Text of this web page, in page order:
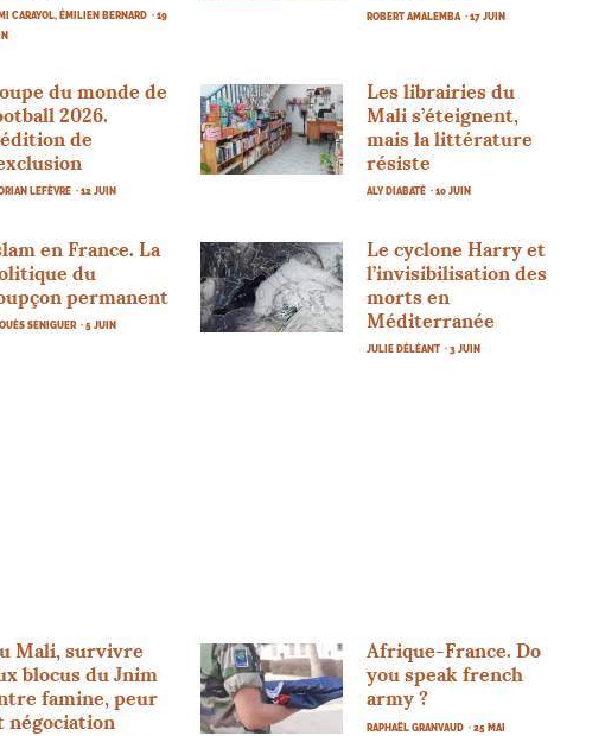
CARAYOL, ÉMILIEN BERNARD · 19
ROBERT AMALEMBA · 17 JUIN
du monde de
2026.
de
LEFÈVRE · 12 JUIN
Les librairies du
Mali s’éteignent,
mais la littérature
résiste
ALY DIABATÉ · 10 JUIN
en France. La
du
permanent
SENIGUER · 5 JUIN
Le cyclone Harry et
l’invisibilisation des
morts en
Méditerranée
JULIE DÉLÉANT · 3 JUIN
Mali, survivre
blocus du Jnim
famine, peur
négociation
Afrique-France. Do
you speak french
army ?
RAPHAËL GRANVAUD · 25 MAI